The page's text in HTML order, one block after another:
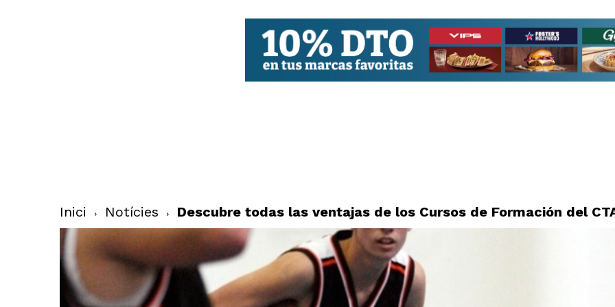
Inici Notícies Descubre todas las ventajas de los Cursos de Formación del